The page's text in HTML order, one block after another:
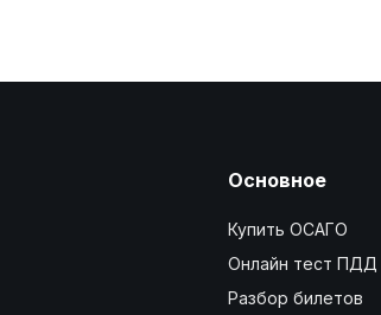
Основное
Купить ОСАГО
Онлайн тест ПДД
Разбор билетов